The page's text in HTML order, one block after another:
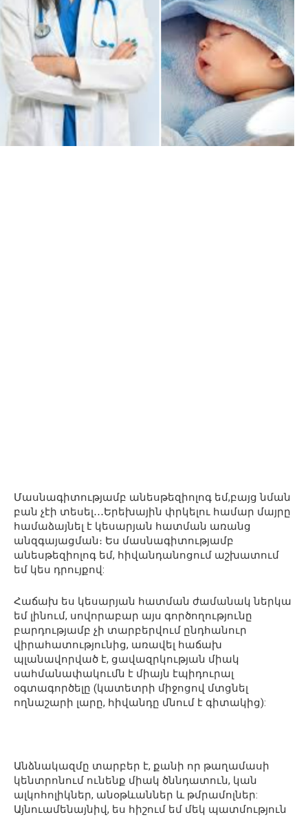
Մասնագիտությամբ անեսթեզիոլոգ եմ,բայց նման
բան չէի տեսել․․․Երեխային փրկելու համար մայրը
համաձայնել է կեսարյան հատման առանց
անզգայացման։ Ես մասնագիտությամբ
անեսթեզիոլոգ եմ, հիվանդանոցում աշխատում
եմ կես դրույքով:
Հաճախ ես կեսարյան հատման ժամանակ ներկա
եմ լինում, սովորաբար այս գործողությունը
բարդությամբ չի տարբերվում ընդհանուր
վիրահատությունից, առավել հաճախ
պլանավորված է, ցավազրկության միակ
սահմանափակումն է միայն էպիդուրալ
օգտագործելը (կատետրի միջոցով մտցնել
ողնաշարի լարը, հիվանդը մնում է գիտակից):
Անձնակազմը տարբեր է, քանի որ թաղամասի
կենտրոնում ունենք միակ ծննդատուն, կան
ալկոհոլիկներ, անօթևաններ և թմրամոլներ:
Այնուամենայնիվ, ես հիշում եմ մեկ պատմություն